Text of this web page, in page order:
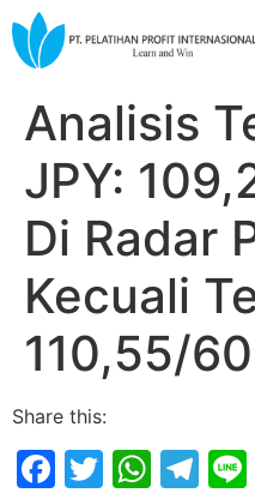
Analisis
JPY:
Di Radar
Kecuali
110,55/60
Share this:
Facebook
Twitter